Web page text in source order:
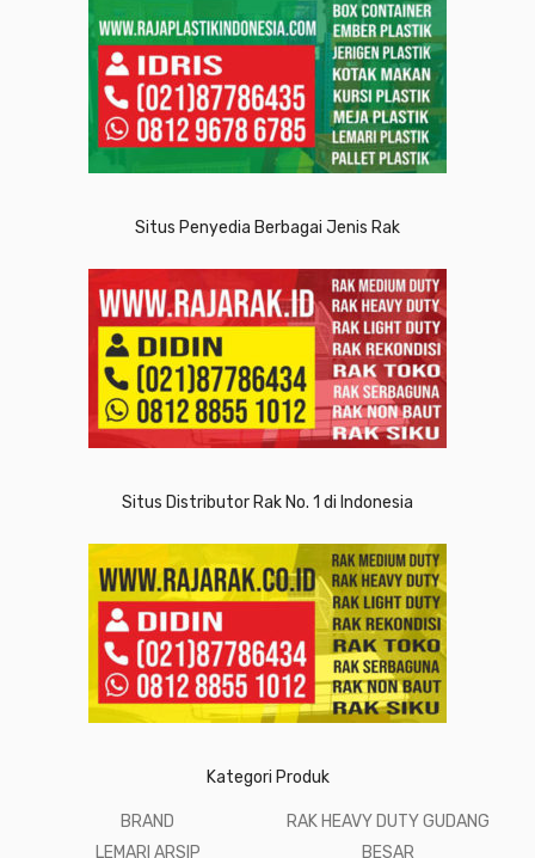
Situs Penyedia Berbagai Jenis Rak
Situs Distributor Rak No. 1 di Indonesia
Kategori Produk
BRAND
LEMARI ARSIP
RAK HEAVY DUTY GUDANG
BESAR